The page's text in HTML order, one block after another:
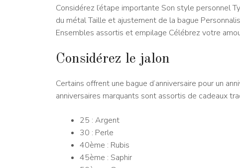
Considérez l’étape importante Son style personnel
du métal Taille et ajustement de la bague
Ensembles assortis et empilage Célébrez votre
Considérez le jalon
Certains offrent une bague d’anniversaire pour un
anniversaires marquants sont assortis de cadeaux
25 : Argent
30 : Perle
40ème : Rubis
45ème : Saphir